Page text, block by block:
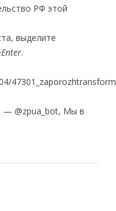
РФ этой
выделите
.
— @zpua_bot, Мы в